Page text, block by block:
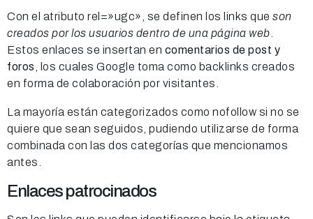
Con el atributo rel=»ugc», se definen los links que son
creados por los usuarios dentro de una página web
Estos enlaces se insertan en comentarios de post y
foros , los cuales Google toma como backlinks creados
en forma de colaboración por visitantes.
La mayoría están categorizados como nofollow si no se
quiere que sean seguidos, pudiendo utilizarse de forma
combinada con las dos categorías que mencionamos
antes.
Enlaces patrocinados